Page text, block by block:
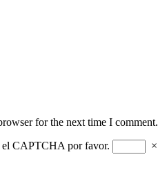
for the next time I comment.
el CAPTCHA por favor.
×